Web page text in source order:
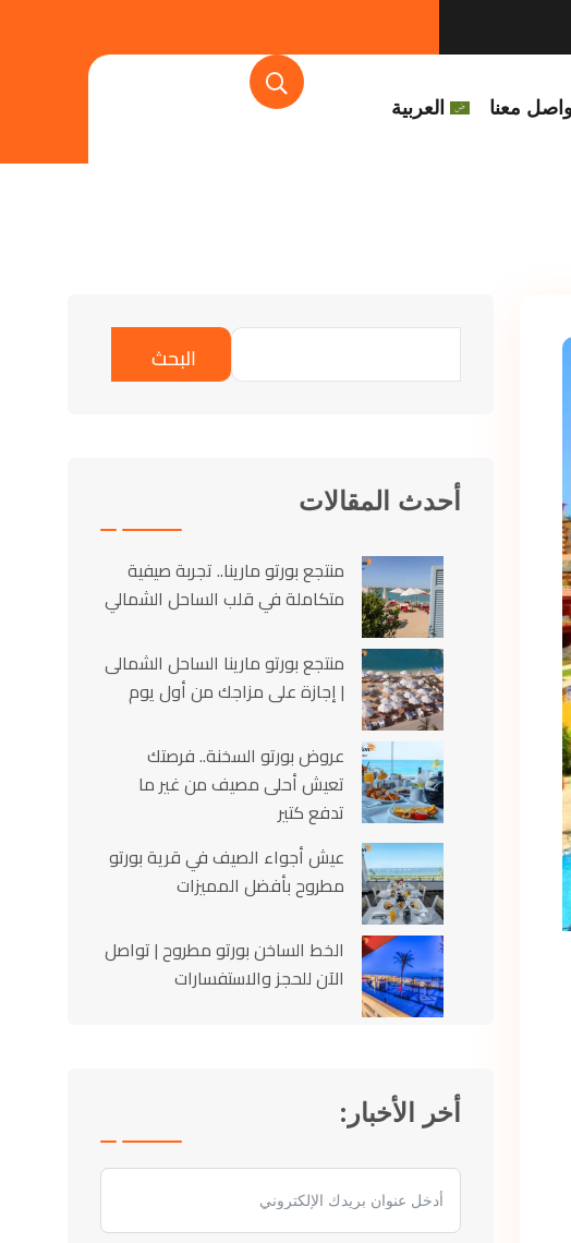
معنا العربية
البحث
أحدث المقالات
منتجع بورتو مارينا.. تجربة صيفية
متكاملة في قلب الساحل الشمالي
منتجع بورتو مارينا الساحل الشمالى
| إجازة على مزاجك من أول يوم
عروض بورتو السخنة.. فرصتك
تعيش أحلى مصيف من غير ما
تدفع كتير
عيش أجواء الصيف في قرية بورتو
مطروح بأفضل المميزات
الخط الساخن بورتو مطروح | تواصل
الآن للحجز والاستفسارات
أخر الأخبار: